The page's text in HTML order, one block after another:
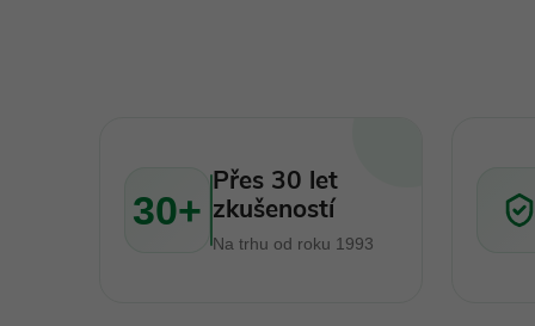
a
30+
Přes 30 let
zkušeností
Na trhu od roku 1993